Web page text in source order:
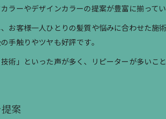
ラーやデザインカラーの提案が豊富に揃ってい
お客様一人ひとりの髪質や悩みに合わせた
手触りやツヤも好評です。
術」といった声が多く、リピーターが多い
案